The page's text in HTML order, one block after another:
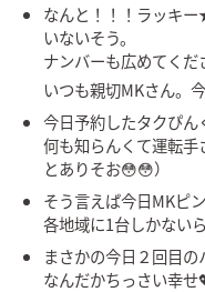
なんと！！！ラッキ
いないそう。
ナンバーも広めてくだ
いつも親切MKさん。
今日予約したタクぴ
何も知らんくて運転手
とありそお😳😳）
そう言えば今日MKピ
各地域に1台しかない
まさかの今日２回目
なんだかちっさい幸せ